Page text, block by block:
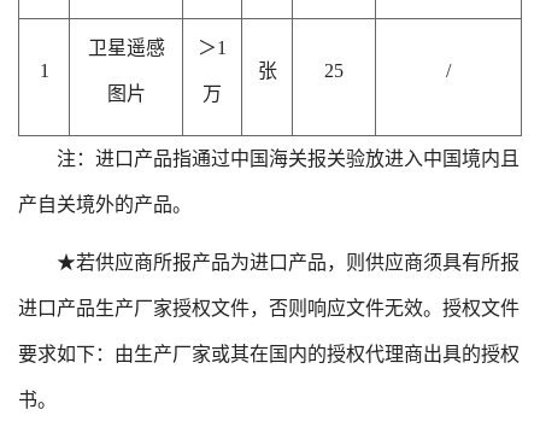
1
卫星遥感
图片
＞1
万
张 25 /
注：进口产品指通过中国海关报关验放进入中国境内且
产自关境外的产品。
★若供应商所报产品为进口产品，则供应商须具有所报
进口产品生产厂家授权文件，否则响应文件无效。授权文件
要求如下：由生产厂家或其在国内的授权代理商出具的授权
书。